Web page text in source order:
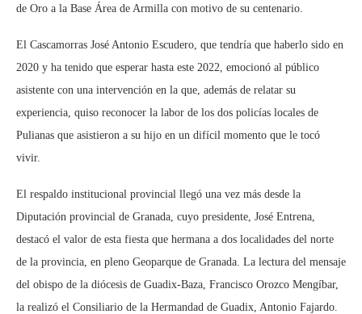
de Oro a la Base Área de Armilla con motivo de su centenario.
El Cascamorras José Antonio Escudero, que tendría que haberlo sido en
2020 y ha tenido que esperar hasta este 2022, emocionó al público
asistente con una intervención en la que, además de relatar su
experiencia, quiso reconocer la labor de los dos policías locales de
Pulianas que asistieron a su hijo en un difícil momento que le tocó
vivir.
El respaldo institucional provincial llegó una vez más desde la
Diputación provincial de Granada, cuyo presidente, José Entrena,
destacó el valor de esta fiesta que hermana a dos localidades del norte
de la provincia, en pleno Geoparque de Granada. La lectura del mensaje
del obispo de la diócesis de Guadix-Baza, Francisco Orozco Mengíbar,
la realizó el Consiliario de la Hermandad de Guadix, Antonio Fajardo.